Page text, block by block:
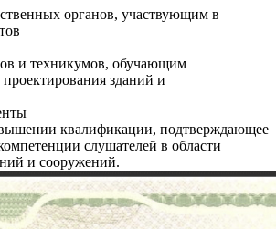
органов, участвующим в
и техникумов, обучающим
проектирования зданий и
квалификации, подтверждающее
слушателей в области
и сооружений.